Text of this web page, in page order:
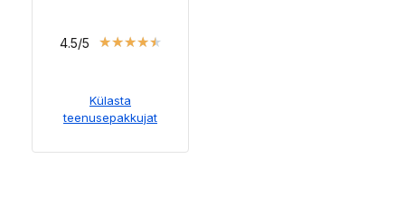
4.5/5 ★★★★★
Külasta
teenusepakkujat